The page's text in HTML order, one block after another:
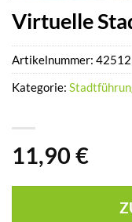
Virtuelle
11,90 €
Artikelnummer:
Kategorie: